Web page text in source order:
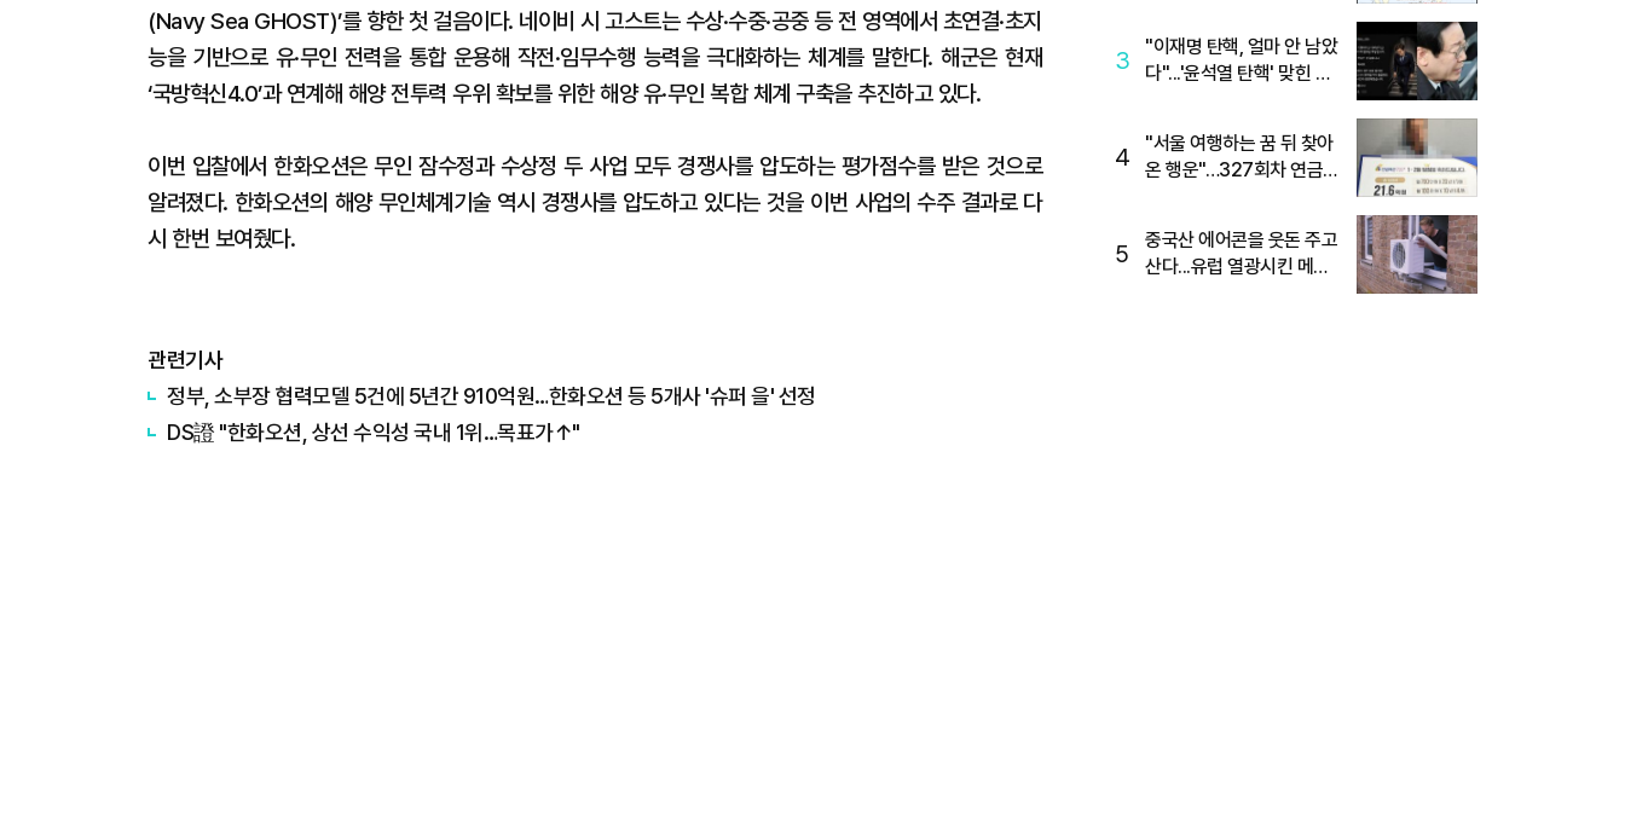
(Navy Sea GHOST)’를 향한 첫 걸음이다. 네이비 시 고스트는 수상·수중·공중 등 전 영역에서 초연결·초지
능을 기반으로 유·무인 전력을 통합 운용해 작전·임무수행 능력을 극대화하는 체계를 말한다. 해군은 현재
‘국방혁신4.0’과 연계해 해양 전투력 우위 확보를 위한 해양 유·무인 복합 체계 구축을 추진하고 있다.
이번 입찰에서 한화오션은 무인 잠수정과 수상정 두 사업 모두 경쟁사를 압도하는 평가점수를 받은 것으로
알려졌다. 한화오션의 해양 무인체계기술 역시 경쟁사를 압도하고 있다는 것을 이번 사업의 수주 결과로 다
시 한번 보여줬다.
관련기사
정부, 소부장 협력모델 5건에 5년간 910억원…한화오션 등 5개사 '슈퍼 을' 선정
DS證 "한화오션, 상선 수익성 국내 1위…목표가↑"
3
"이재명 탄핵, 얼마 안 남았
다"...'윤석열 탄핵' 맞힌 무
4
"서울 여행하는 꿈 뒤 찾아
온 행운"…327회차 연금
5
중국산 에어콘을 웃돈 주고
산다...유럽 열광시킨 메이